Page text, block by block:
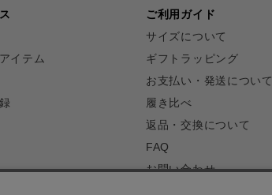
イテム
ご利用ガイド
サイズについて
ギフトラッピング
お支払い・発送について
履き比べ
返品・交換について
FAQ
お問い合わせ